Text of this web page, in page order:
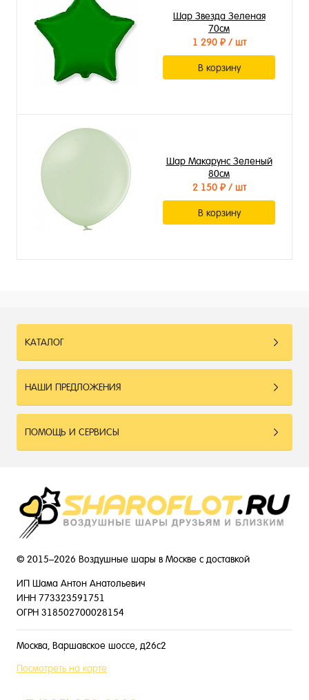
Шар Звезда Зеленая
70см
1 290 ₽/ шт
В корзину
Шар Макарунс Зеленый
80см
2 150 ₽/ шт
В корзину
КАТАЛОГ
НАШИ ПРЕДЛОЖЕНИЯ
ПОМОЩЬ И СЕРВИСЫ
© 2015–2026 Воздушные шары в Москве с доставкой
ИП Шама Антон Анатольевич
ИНН 773323591751
ОГРН 318502700028154
Москва, Варшавское шоссе, д26с2
Посмотреть на карте